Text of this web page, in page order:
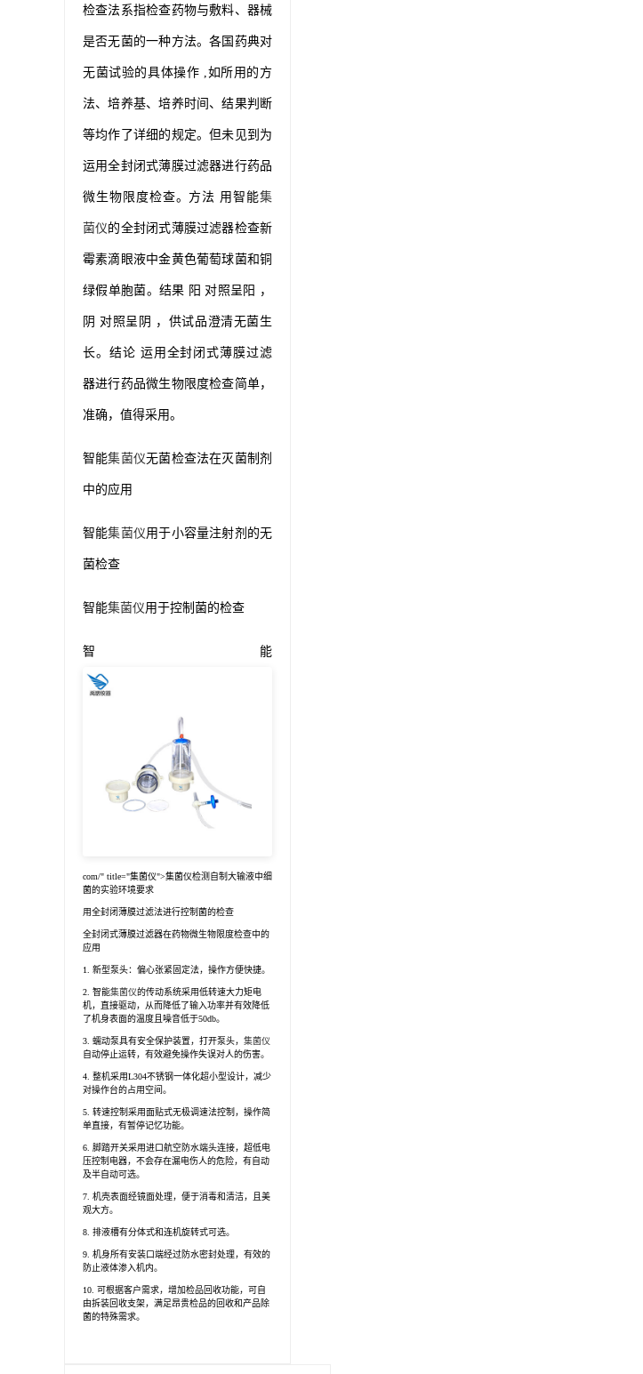
检查法系指检查药物与敷料、器械
是否无菌的一种方法。各国药典对
无菌试验的具体操作 ,如所用的方
法、培养基、培养时间、结果判断
等均作了详细的规定。但未见到为
运用全封闭式薄膜过滤器进行药品
微生物限度检查。方法 用智能集
菌仪的全封闭式薄膜过滤器检查新
霉素滴眼液中金黄色葡萄球菌和铜
绿假单胞菌。结果 阳 对照呈阳 ，
阴 对照呈阴 ，供试品澄清无菌生
长。结论 运用全封闭式薄膜过滤
器进行药品微生物限度检查简单，
准确，值得采用。
智能集菌仪无菌检查法在灭菌制剂
中的应用
智能集菌仪用于小容量注射剂的无
菌检查
智能集菌仪用于控制菌的检查
智能
com/" title="集菌仪">集菌仪检测自制大输液中细
菌的实验环境要求
用全封闭薄膜过滤法进行控制菌的检查
全封闭式薄膜过滤器在药物微生物限度检查中的
应用
1. 新型泵头：偏心张紧固定法，操作方便快捷。
2. 智能集菌仪的传动系统采用低转速大力矩电
机，直接驱动，从而降低了输入功率并有效降低
了机身表面的温度且噪音低于50db。
3. 蠕动泵具有安全保护装置，打开泵头， 集菌仪
自动停止运转，有效避免操作失误对人的伤害。
4. 整机采用L304不锈钢一体化超小型设计，减少
对操作台的占用空间。
5. 转速控制采用面贴式无极调速法控制，操作简
单直接，有暂停记忆功能。
6. 脚踏开关采用进口航空防水端头连接，超低电
压控制电器，不会存在漏电伤人的危险，有自动
及半自动可选。
7. 机壳表面经镜面处理，便于消毒和清洁，且美
观大方。
8. 排液槽有分体式和连机旋转式可选。
9. 机身所有安装口端经过防水密封处理，有效的
防止液体渗入机内。
10. 可根据客户需求，增加检品回收功能，可自
由拆装回收支架，满足昂贵检品的回收和产品除
菌的特殊需求。